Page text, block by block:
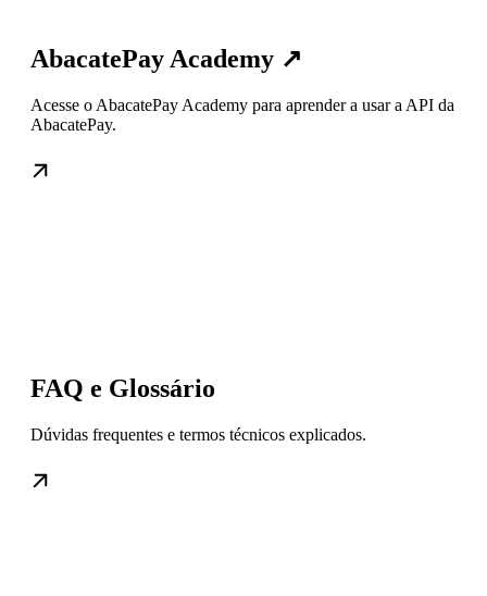
AbacatePay Academy ↗
Acesse o AbacatePay Academy para aprender a usar a API da
AbacatePay.
FAQ e Glossário
Dúvidas frequentes e termos técnicos explicados.